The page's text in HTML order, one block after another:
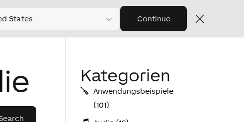
States Continue
Kategorien
Anwendungs­­­beispiele
(101)